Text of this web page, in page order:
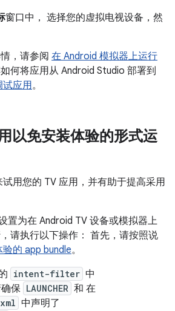
窗口中， 选择您的虚拟电视设备，然
，请参阅 在 Android 模拟器上运行
何将应用从 Android Studio 部署到
试应用。
以免安装体验的形式运
试用您的 TV 应用，并有助于提高采用
置为在 Android TV 设备或模拟器上
请执行以下操作： 首先，请按照说
的 app bundle。
intent-filter 中
确保 LAUNCHER 和 在
中声明了